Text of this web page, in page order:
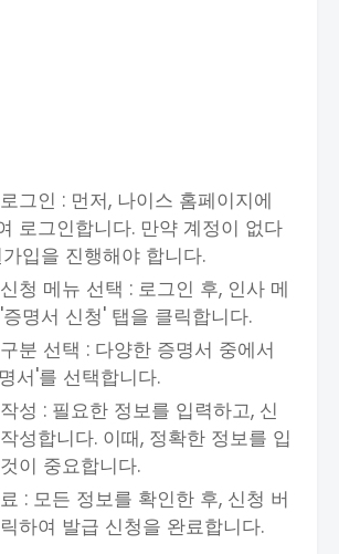
그인 : 먼저, 나이스 홈페이지에
로그인합니다. 만약 계정이 없다
가입을 진행해야 합니다.
청 메뉴 선택 : 로그인 후, 인사 메
명서 신청' 탭을 클릭합니다.
분 선택 : 다양한 증명서 중에서
서'를 선택합니다.
성 : 필요한 정보를 입력하고, 신
성합니다. 이때, 정확한 정보를 입
이 중요합니다.
: 모든 정보를 확인한 후, 신청 버
하여 발급 신청을 완료합니다.